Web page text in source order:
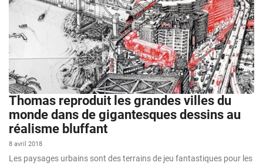
Thomas reproduit les grandes villes du
monde dans de gigantesques dessins au
réalisme bluffant
8 avril 2018
Les paysages urbains sont des terrains de jeu fantastiques pour les